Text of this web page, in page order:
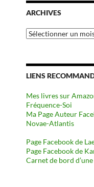
ARCHIVES
Archives
LIENS
Mes livres sur
Fréquence-Soi
Ma Page Auteur
Novae-Atlantis
Page Facebook de
Page Facebook de
Carnet de bord